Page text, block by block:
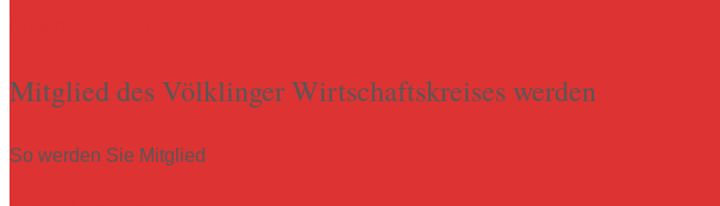
Mitglied des Völklinger Wirtschaftskreises werden
So werden Sie Mitglied